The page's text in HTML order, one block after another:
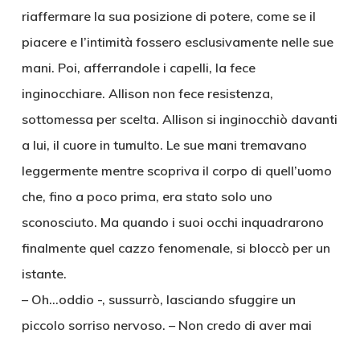
riaffermare la sua posizione di potere, come se il
piacere e l’intimità fossero esclusivamente nelle sue
mani. Poi, afferrandole i capelli, la fece
inginocchiare. Allison non fece resistenza,
sottomessa per scelta. Allison si inginocchiò davanti
a lui, il cuore in tumulto. Le sue mani tremavano
leggermente mentre scopriva il corpo di quell’uomo
che, fino a poco prima, era stato solo uno
sconosciuto. Ma quando i suoi occhi inquadrarono
finalmente quel cazzo fenomenale, si bloccò per un
istante.
– Oh…oddio -, sussurrò, lasciando sfuggire un
piccolo sorriso nervoso. – Non credo di aver mai